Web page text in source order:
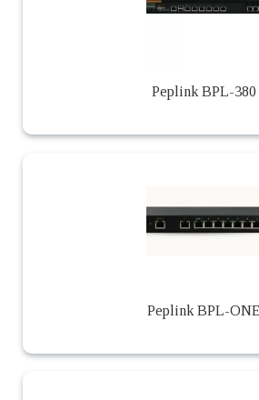
Peplink BPL-380
Peplink BPL-ONE